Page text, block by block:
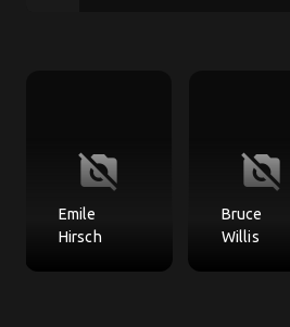
no_photography
Emile
Hirsch
no_photography
Bruce
Willis